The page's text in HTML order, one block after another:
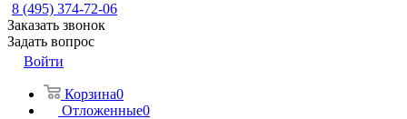
8 (495) 374-72-06
Заказать звонок
Задать вопрос
Войти
Корзина0
Отложенные0